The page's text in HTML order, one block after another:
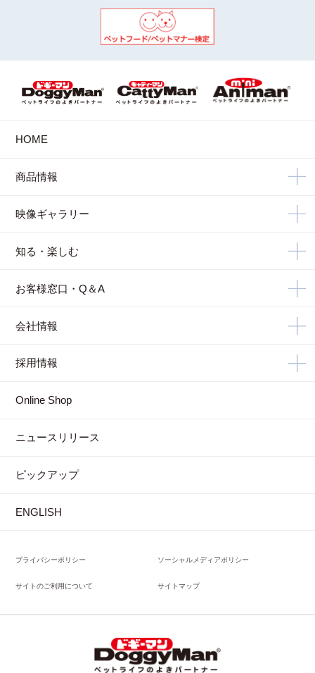
HOME
商品情報
映像ギャラリー
知る・楽しむ
お客様窓口・Q＆A
会社情報
採用情報
Online Shop
ニュースリリース
ピックアップ
ENGLISH
プライバシーポリシー ソーシャルメディアポリシー
サイトのご利用について サイトマップ